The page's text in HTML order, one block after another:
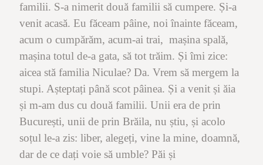
familii. S-a nimerit două familii să cumpere. Și-a
venit acasă. Eu făceam pâine, noi înainte făceam,
acum o cumpărăm, acum-ai trai, mașina spală,
mașina totul de-a gata, să tot trăim. Și îmi zice:
aicea stă familia Niculae? Da. Vrem să mergem la
stupi. Așteptați până scot pâinea. Și a venit și ăia
și m-am dus cu două familii. Unii era de prin
București, unii de prin Brăila, nu știu, și acolo
soțul le-a zis: liber, alegeți, vine la mine, doamnă,
dar de ce dați voie să umble? Păi și